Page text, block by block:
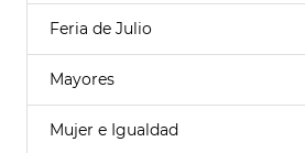
Feria de Julio
Mayores
Mujer e Igualdad